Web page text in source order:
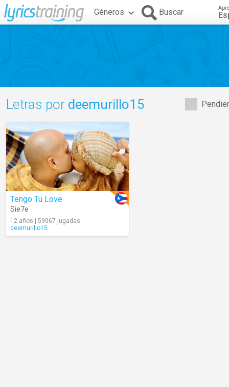
Géneros Buscar
Letras por deemurillo15
Tengo Tu Love
Sie7e
12 años | 59067 jugadas
deemurillo15